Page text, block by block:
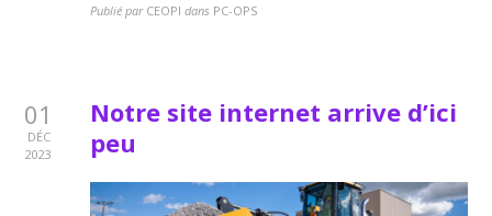
Publié par CEOPI dans PC-OPS
01
DÉC
2023
Notre site internet arrive d’ici
peu